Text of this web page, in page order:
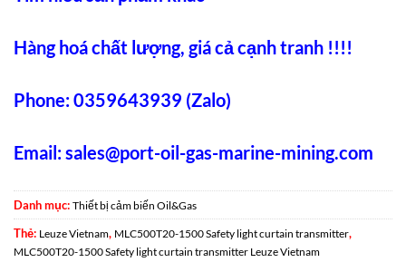
Hàng hoá chất lượng, giá cả cạnh tranh !!!!
Phone: 0359643939 (Zalo)
Email:sales@port-oil-gas-marine-mining.com
Danh mục: Thiết bị cảm biến Oil&Gas
Thẻ: Leuze Vietnam, MLC500T20-1500 Safety light curtain transmitter,
MLC500T20-1500 Safety light curtain transmitter Leuze Vietnam